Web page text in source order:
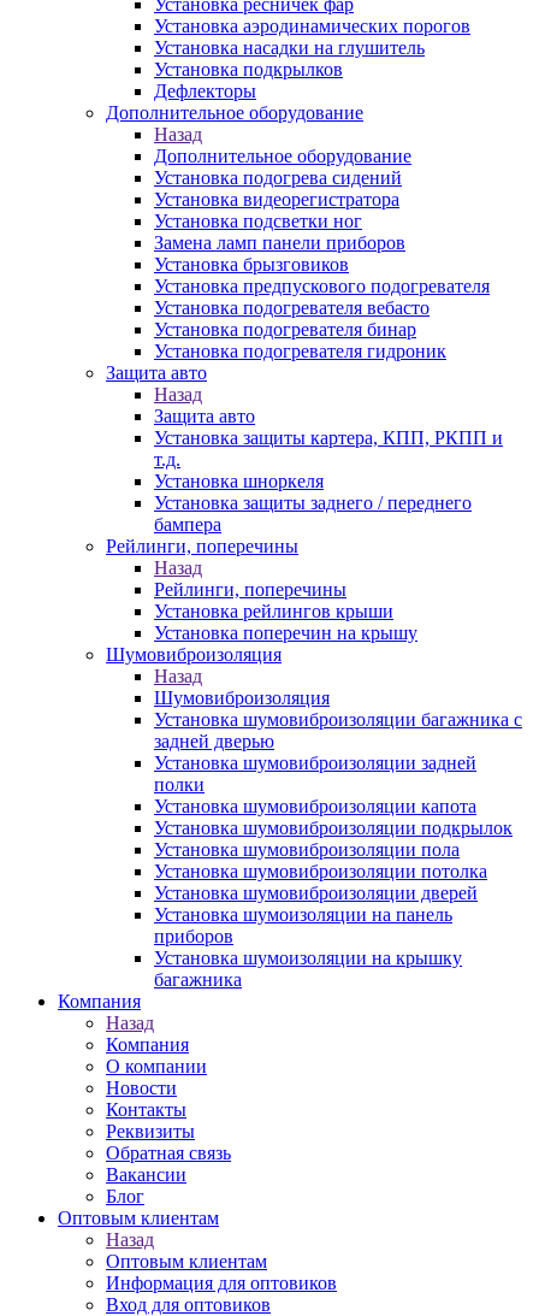
Установка ресничек фар
Установка аэродинамических порогов
Установка насадки на глушитель
Установка подкрылков
Дефлекторы
Дополнительное оборудование
Назад
Дополнительное оборудование
Установка подогрева сидений
Установка видеорегистратора
Установка подсветки ног
Замена ламп панели приборов
Установка брызговиков
Установка предпускового подогревателя
Установка подогревателя вебасто
Установка подогревателя бинар
Установка подогревателя гидроник
Защита авто
Назад
Защита авто
Установка защиты картера, КПП, РКПП и
т.д.
Установка шноркеля
Установка защиты заднего / переднего
бампера
Рейлинги, поперечины
Назад
Рейлинги, поперечины
Установка рейлингов крыши
Установка поперечин на крышу
Шумовиброизоляция
Назад
Шумовиброизоляция
Установка шумовиброизоляции багажника с
задней дверью
Установка шумовиброизоляции задней
полки
Установка шумовиброизоляции капота
Установка шумовиброизоляции подкрылок
Установка шумовиброизоляции пола
Установка шумовиброизоляции потолка
Установка шумовиброизоляции дверей
Установка шумоизоляции на панель
приборов
Установка шумоизоляции на крышку
багажника
Компания
Назад
Компания
О компании
Новости
Контакты
Реквизиты
Обратная связь
Вакансии
Блог
Оптовым клиентам
Назад
Оптовым клиентам
Информация для оптовиков
Вход для оптовиков